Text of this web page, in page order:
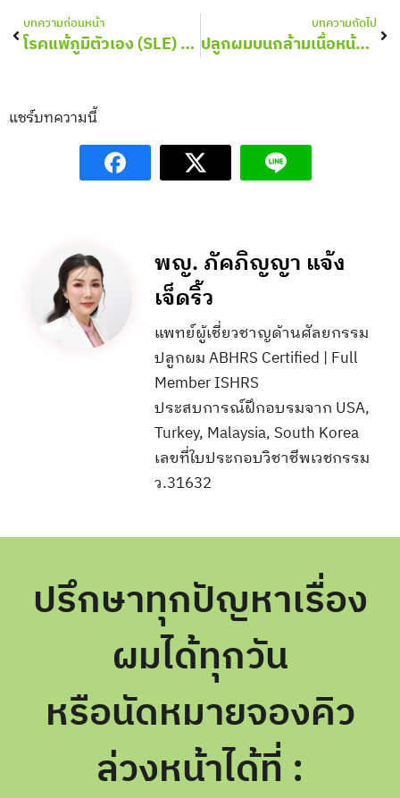
Prev
บทความก่อนหน้า
โรคแพ้ภูมิตัวเอง (SLE) ทำให้ผมร่วงจริงไหม ปลูกผมได้หรือไม่?
บทความถัดไป
ปลูกผมบนกล้ามเนื้อหน้าผากได้ไหม
แชร์บทความนี้
พญ. ภัคภิญญา แจ้ง
เจ็ดริ้ว
แพทย์ผู้เชี่ยวชาญด้านศัลยกรรม
ปลูกผม ABHRS Certified | Full
Member ISHRS
ประสบการณ์ฝึกอบรมจาก USA,
Turkey, Malaysia, South Korea
เลขที่ใบประกอบวิชาชีพเวชกรรม
ว.31632
ปรึกษาทุกปัญหาเรื่อง
ผมได้ทุกวัน
หรือนัดหมายจองคิว
ล่วงหน้าได้ที่ :